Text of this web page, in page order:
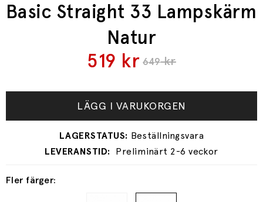
Basic Straight 33 Lampskärm
Natur
649kr
519 kr
Fler färger:
LÄGG I VARUKORGEN
Preliminärt 2-6 veckor